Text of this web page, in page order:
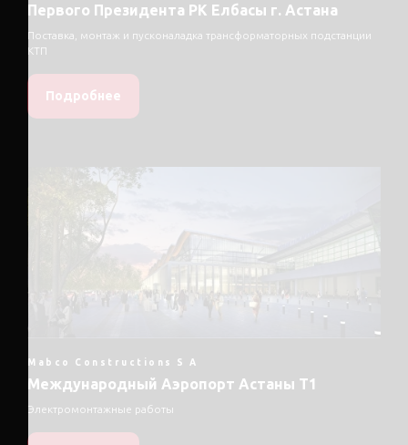
Первого Президента РК Елбасы г. Астана
Поставка, монтаж и пусконаладка трансформаторных подстанции
КТП
Подробнее
Mabco Constructions S A
Международный Аэропорт Астаны Т1
Электромонтажные работы